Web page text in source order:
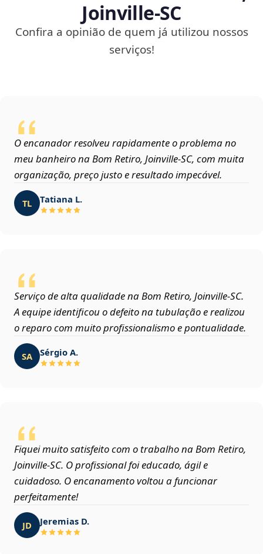
Joinville‑SC
Confira a opinião de quem já utilizou nossos
serviços!
O encanador resolveu rapidamente o problema no
meu banheiro na Bom Retiro, Joinville‑SC, com muita
organização, preço justo e resultado impecável.
TL Tatiana L.
Serviço de alta qualidade na Bom Retiro, Joinville‑SC.
A equipe identificou o defeito na tubulação e realizou
o reparo com muito profissionalismo e pontualidade.
SA Sérgio A.
Fiquei muito satisfeito com o trabalho na Bom Retiro,
Joinville‑SC. O profissional foi educado, ágil e
cuidadoso. O encanamento voltou a funcionar
perfeitamente!
JD Jeremias D.